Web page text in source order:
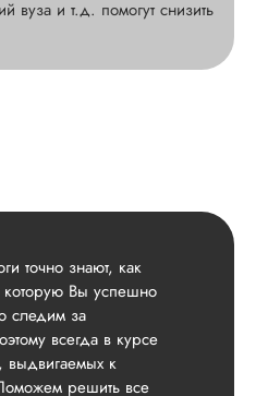
вуза и т.д. помогут снизить
точно знают, как
которую Вы успешно
следим за
всегда в курсе
выдвигаемых к
решить все